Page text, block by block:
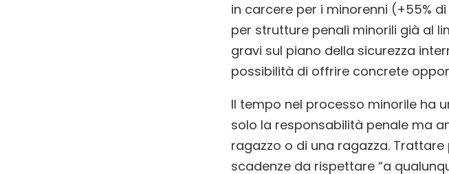
in carcere per i minorenni (+55%
per strutture penali minorili già al
gravi sul piano della sicurezza
possibilità di offrire concrete
Il tempo nel processo minorile ha
solo la responsabilità penale ma
ragazzo o di una ragazza.
scadenze da rispettare “a